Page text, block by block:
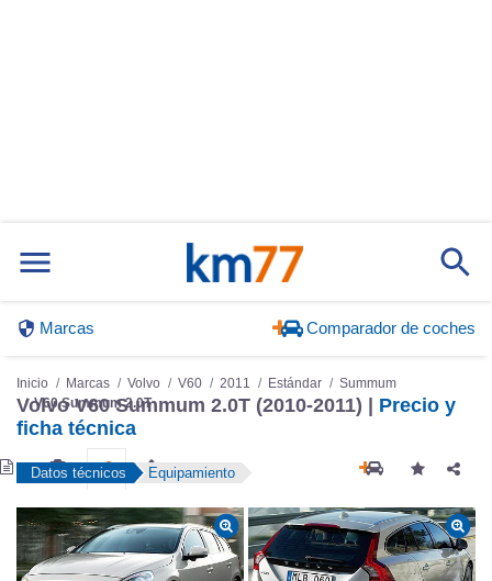
Marcas Comparador de coches
Inicio Marcas Volvo V60 2011 Estándar
Summum
V60 Summum 2.0T
Volvo V60 Summum 2.0T (2010-2011) | Precio y
ficha técnica
Datos técnicos Equipamiento